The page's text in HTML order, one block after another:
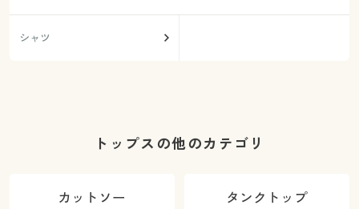
シャツ
トップスの他のカテゴリ
カットソー タンクトップ